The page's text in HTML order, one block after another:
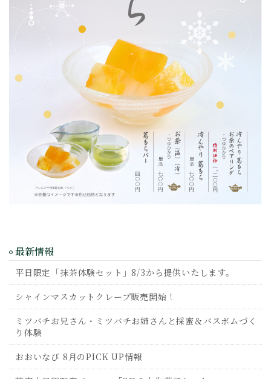
最新情報
平日限定「抹茶体験セット」8/3から提供いたします。
シャインマスカットクレープ販売開始！
ミツバチお兄さん・ミツバチお姉さんと採蜜＆バスボムづく
り体験
おおいなび 8月のPICK UP情報